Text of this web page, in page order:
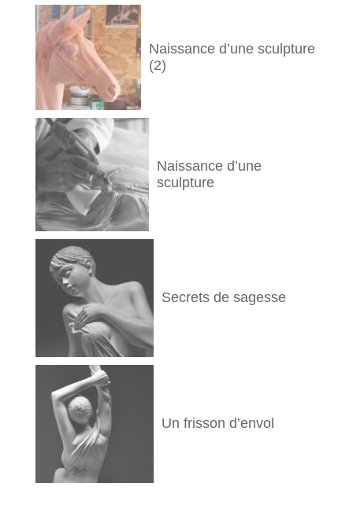
Naissance d’une sculpture
(2)
Naissance d’une
sculpture
Secrets de sagesse
Un frisson d’envol